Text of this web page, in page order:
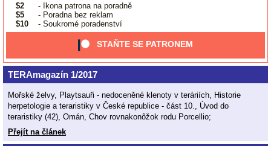
$2
- Ikona patrona na poradně
$5
- Poradna bez reklam
$10
- Soukromé poradenství
STAŇTE SE PATRONEM
TERAmagazín 1/2017
Mořské želvy, Playtsauři - nedoceněné klenoty v teráriích, Historie
herpetologie a teraristiky v České republice - část 10., Úvod do
teraristiky (42), Omán, Chov rovnakonôžok rodu Porcellio;
Přejít na článek